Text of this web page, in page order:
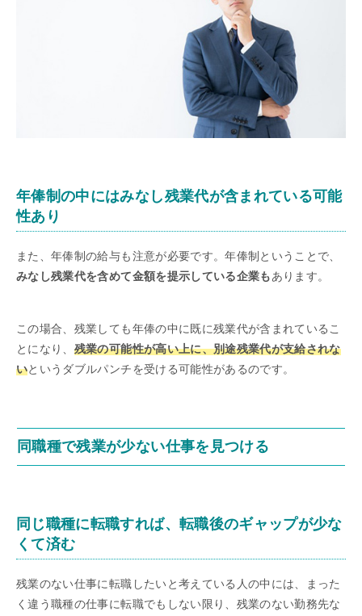
年俸制の中にはみなし残業代が含まれている可能
性あり
また、年俸制の給与も注意が必要です。年俸制ということで、
みなし残業代を含めて金額を提示している企業もあります。
この場合、残業しても年俸の中に既に残業代が含まれているこ
とになり、 残業の可能性が高い上に、別途残業代が支給されな
いというダブルパンチを受ける可能性があるのです。
同職種で残業が少ない仕事を見つける
同じ職種に転職すれば、転職後のギャップが少な
くて済む
残業のない仕事に転職したいと考えている人の中には、まった
く違う職種の仕事に転職でもしない限り、残業のない勤務先な